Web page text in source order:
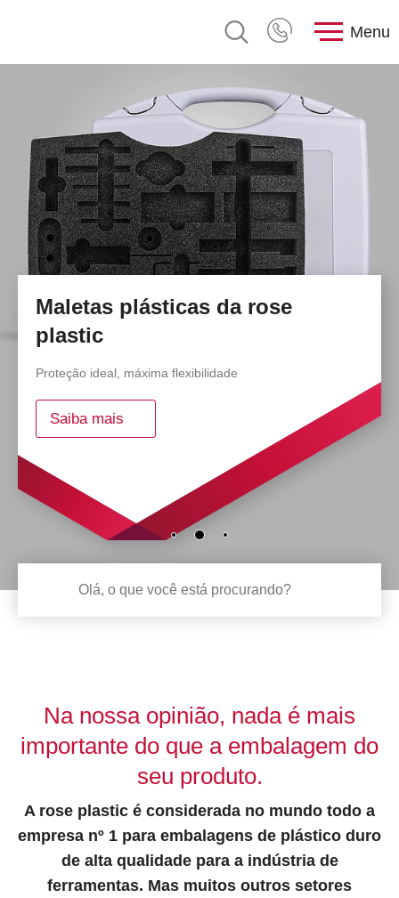
Menu
Maletas plásticas da rose
plastic
Proteção ideal, máxima flexibilidade
Saiba mais
Na nossa opinião, nada é mais
importante do que a embalagem do
seu produto.
A rose plastic é considerada no mundo todo a
empresa nº 1 para embalagens de plástico duro
de alta qualidade para a indústria de
ferramentas. Mas muitos outros setores